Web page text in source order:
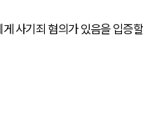
사기죄 혐의가 있음을 입증